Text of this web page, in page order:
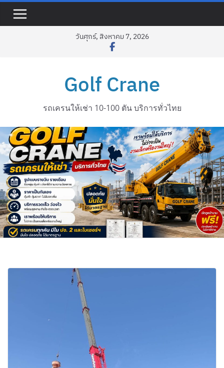
วันศุกร์, สิงหาคม 7, 2026
Golf Crane
รถเครนให้เช่า 10-100 ตัน บริการทั่วไทย